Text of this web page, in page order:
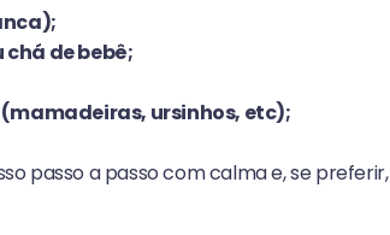
de bebê;
ursinhos, etc);
passo a passo com calma e, se preferir,